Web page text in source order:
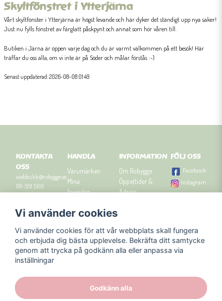
Skyltfönstret i Ytterjärna
Vårt skyltfönster i Ytterjärna är högst levande och här dyker det ständigt upp nya saker!
Just nu fylls fönstret av färglatt påskpynt och annat som hör våren till.
Butiken i Järna är öppen varje dag och du är varmt välkommen på ett besök! Här
träffar du oss alla, om vi inte är på Söder och målar förstås :-)
Senast uppdaterad: 2026-08-08 01:49
KONTAKTA
OSS
webbutik@robygge.se
08-551 506
Orgnummer: 556463-
HANDLA
Varumärken
Mina
favoriter
Om cookies
Presenttips
INFORMATION
Om Robygge
Öppettider &
Adress
Kontakta oss
Nyhetsbrev
Blogg
FÖLJ OSS
Facebook
Instagram
Vi använder cookies
Vi använder cookies för att vår webbplats skall fungera
och erbjuda dig bästa upplevelse. Bekräfta ditt samtycke
genom att trycka på godkänn alla eller anpassa via
inställningar
Godkänn alla